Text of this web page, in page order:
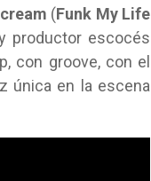
(Funk My Life
productor escocés
con groove, con el
única en la escena